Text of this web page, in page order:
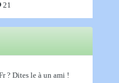
21
? Dites le à un ami !